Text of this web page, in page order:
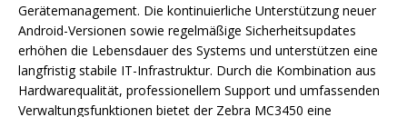
Gerätemanagement. Die kontinuierliche Unterstützung neuer
Android-Versionen sowie regelmäßige Sicherheitsupdates
erhöhen die Lebensdauer des Systems und unterstützen eine
langfristig stabile IT-Infrastruktur. Durch die Kombination aus
Hardwarequalität, professionellem Support und umfassenden
Verwaltungsfunktionen bietet der Zebra MC3450 eine